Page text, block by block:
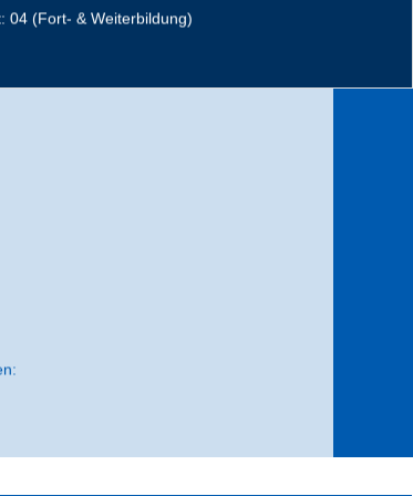
04 (Fort- & Weiterbildung)
ZiPP-Akademie stattfinden.